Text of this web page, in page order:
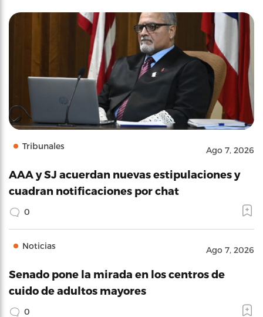
Tribunales Ago 7, 2026
AAA y SJ acuerdan nuevas estipulaciones y
cuadran notificaciones por chat
0
Noticias Ago 7, 2026
Senado pone la mirada en los centros de
cuido de adultos mayores
0